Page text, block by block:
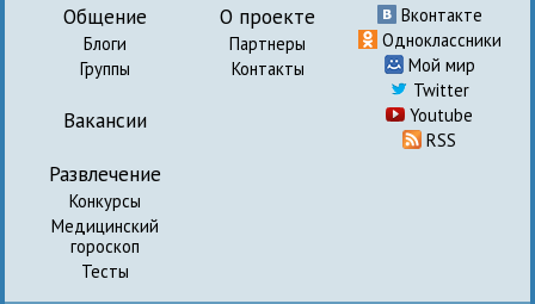
Общение
Блоги
Группы
Вакансии
Развлечение
Конкурсы
Медицинский
гороскоп
Тесты
О проекте
Партнеры
Контакты
Вконтакте
Одноклассники
Мой мир
Twitter
Youtube
RSS